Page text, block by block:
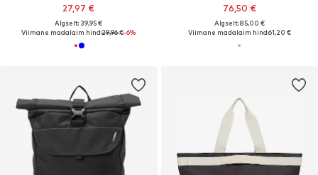
27,97 €
Algselt: 39,95 €
Viimane madalaim hind:29,96 €-6%
76,50 €
Algselt: 85,00 €
Viimane madalaim hind:61,20 €